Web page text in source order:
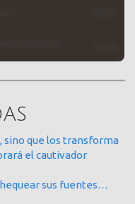
sino que los transforma
el cautivador
sus fuentes…